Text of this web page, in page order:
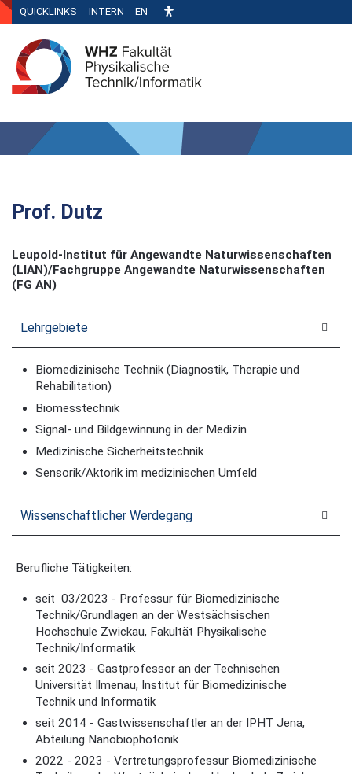
QUICKLINKS INTERN EN
Prof. Dutz
Leupold-Institut für Angewandte Naturwissenschaften
(LIAN)/Fachgruppe Angewandte Naturwissenschaften
(FG AN)
Lehrgebiete
Biomedizinische Technik (Diagnostik, Therapie und
Rehabilitation)
Biomesstechnik
Signal- und Bildgewinnung in der Medizin
Medizinische Sicherheitstechnik
Sensorik/Aktorik im medizinischen Umfeld
Wissenschaftlicher Werdegang
Berufliche Tätigkeiten:
seit 03/2023 - Professur für Biomedizinische
Technik/Grundlagen an der Westsächsischen
Hochschule Zwickau, Fakultät Physikalische
Technik/Informatik
seit 2023 - Gastprofessor an der Technischen
Universität Ilmenau, Institut für Biomedizinische
Technik und Informatik
seit 2014 - Gastwissenschaftler an der IPHT Jena,
Abteilung Nanobiophotonik
2022 - 2023 - Vertretungsprofessur Biomedizinische